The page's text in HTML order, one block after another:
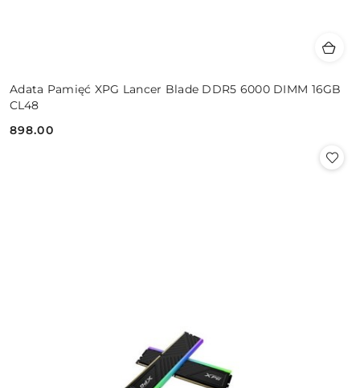
Adata Pamięć XPG Lancer Blade DDR5 6000 DIMM 16GB
CL48
Cena:
898.00